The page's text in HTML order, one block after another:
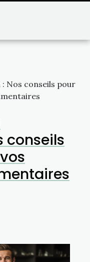
Nos conseils pour
conseils